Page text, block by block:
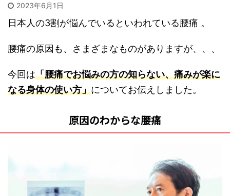
2023年6月1日
日本人の3割が悩んでいるといわれている腰痛 。
腰痛の原因も、さまざまなものがありますが、、、
今回は「腰痛でお悩みの方の知らない、痛みが楽に
なる身体の使い方」についてお伝えしました。
原因のわからな腰痛